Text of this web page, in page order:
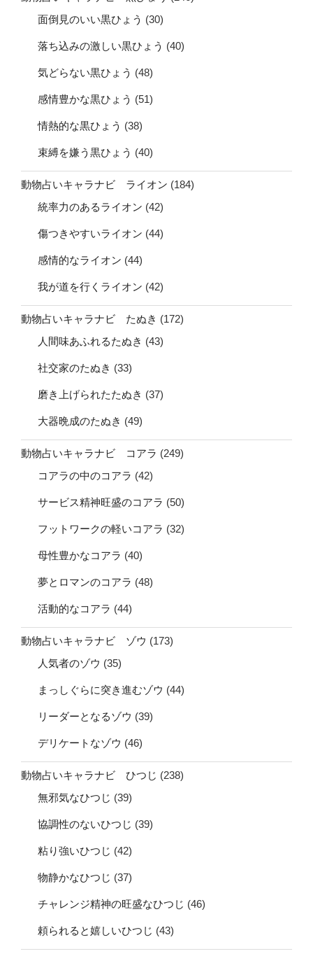
面倒見のいい黒ひょう (30)
落ち込みの激しい黒ひょう (40)
気どらない黒ひょう (48)
感情豊かな黒ひょう (51)
情熱的な黒ひょう (38)
束縛を嫌う黒ひょう (40)
動物占いキャラナビ ライオン (184)
統率力のあるライオン (42)
傷つきやすいライオン (44)
感情的なライオン (44)
我が道を行くライオン (42)
動物占いキャラナビ たぬき (172)
人間味あふれるたぬき (43)
社交家のたぬき (33)
磨き上げられたたぬき (37)
大器晩成のたぬき (49)
動物占いキャラナビ コアラ (249)
コアラの中のコアラ (42)
サービス精神旺盛のコアラ (50)
フットワークの軽いコアラ (32)
母性豊かなコアラ (40)
夢とロマンのコアラ (48)
活動的なコアラ (44)
動物占いキャラナビ ゾウ (173)
人気者のゾウ (35)
まっしぐらに突き進むゾウ (44)
リーダーとなるゾウ (39)
デリケートなゾウ (46)
動物占いキャラナビ ひつじ (238)
無邪気なひつじ (39)
協調性のないひつじ (39)
粘り強いひつじ (42)
物静かなひつじ (37)
チャレンジ精神の旺盛なひつじ (46)
頼られると嬉しいひつじ (43)